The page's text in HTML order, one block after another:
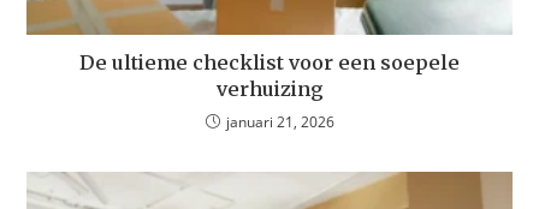
De ultieme checklist voor een soepele
verhuizing
januari 21, 2026